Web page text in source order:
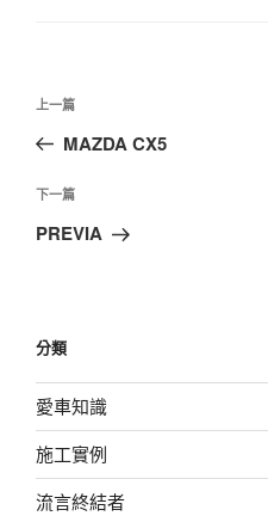
文
導
覽
上
一
文
章
上一篇
MAZDA CX5
下
一
下一篇
PREVIA
分類
愛車知識
施工實例
流言終結者